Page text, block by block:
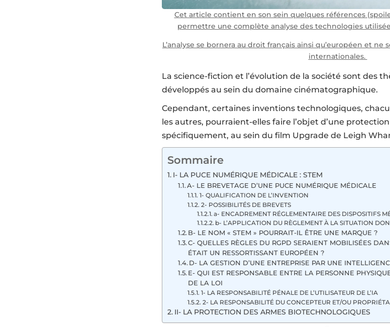
Cet article contient en son sein quelques références
permettre une complète analyse des technologies
L’analyse se bornera au droit français ainsi qu’européen et ne
internationales.
La science-fiction et l’évolution de la société sont des
développés au sein du domaine cinématographique.
Cependant, certaines inventions technologiques,
les autres, pourraient-elles faire l’objet d’une
spécifiquement, au sein du film Upgrade de Leigh
Sommaire
I- LA PUCE NUMÉRIQUE MÉDICALE : STEM
A- LE BREVETAGE D’UNE PUCE NUMÉRIQUE MÉDICALE
1- QUALIFICATION DE L’INVENTION
2- POSSIBILITÉS DE BREVETS
a- ENCADREMENT RÉGLEMENTAIRE DES DISPOSITIFS
b- L’APPLICATION DU RÈGLEMENT À LA SITUATION
B- LE NOM « STEM » POURRAIT-IL ÊTRE UNE MARQUE ?
C- QUELLES RÈGLES DU RGPD SERAIENT MOBILISÉES
ÉTAIT UN RESSORTISSANT EUROPÉEN ?
D- LA GESTION D’UNE ENTREPRISE PAR UNE
E- QUI EST RESPONSABLE ENTRE LA PERSONNE
DE LA LOI
1- LA RESPONSABILITÉ PÉNALE DE L’UTILISATEUR DE L’IA
2- LA RESPONSABILITÉ DU CONCEPTEUR ET/OU
II- LA PROTECTION DES ARMES BIOTECHNOLOGIQUES